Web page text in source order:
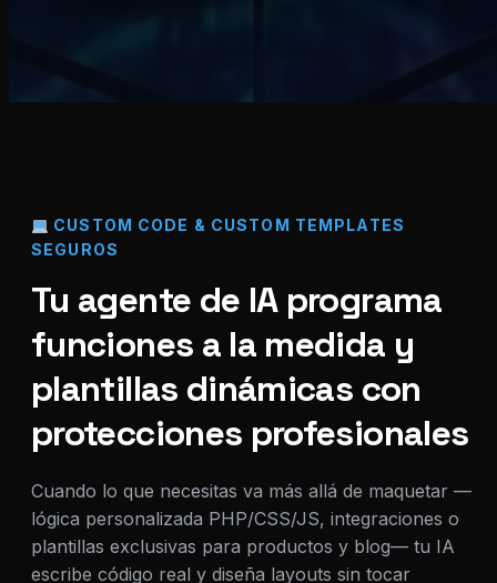
CUSTOM CODE & CUSTOM TEMPLATES
SEGUROS
Tu agente de IA programa
funciones a la medida y
plantillas dinámicas con
protecciones profesionales
Cuando lo que necesitas va más allá de maquetar —
lógica personalizada PHP/CSS/JS, integraciones o
plantillas exclusivas para productos y blog— tu IA
escribe código real y diseña layouts sin tocar